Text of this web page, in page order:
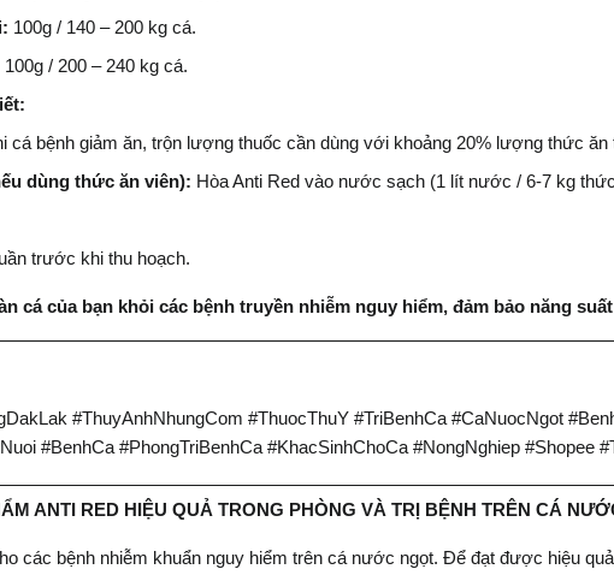
100g / 140 – 200 kg cá.
100g / 200 – 240 kg cá.
cá bệnh giảm ăn, trộn lượng thuốc cần dùng với khoảng 20% lượng thức
dùng thức ăn viên): Hòa Anti Red vào nước sạch (1 lít nước / 6-7 kg
trước khi thu hoạch.
cá của bạn khỏi các bệnh truyền nhiễm nguy hiểm, đảm bảo năng
#ThuyAnhNhungCom #ThuocThuY #TriBenhCa #CaNuocNgot
#BenhCa #PhongTriBenhCa #KhacSinhChoCa #NongNghiep #Shopee
ANTI RED HIỆU QUẢ TRONG PHÒNG VÀ TRỊ BỆNH TRÊN CÁ
các bệnh nhiễm khuẩn nguy hiểm trên cá nước ngọt. Để đạt được hiệu